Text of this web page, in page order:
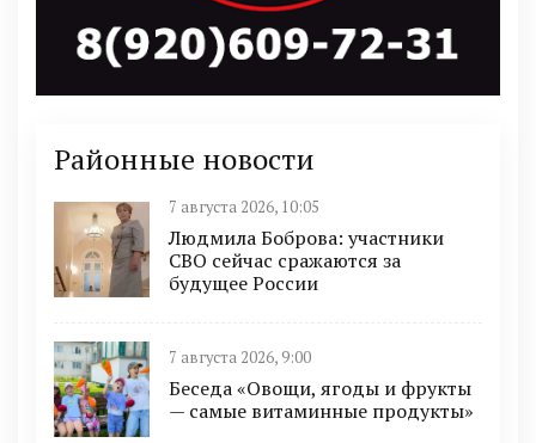
Районные новости
7 августа 2026, 10:05
Людмила Боброва: участники
СВО сейчас сражаются за
будущее России
7 августа 2026, 9:00
Беседа «Овощи, ягоды и фрукты
— самые витаминные продукты»